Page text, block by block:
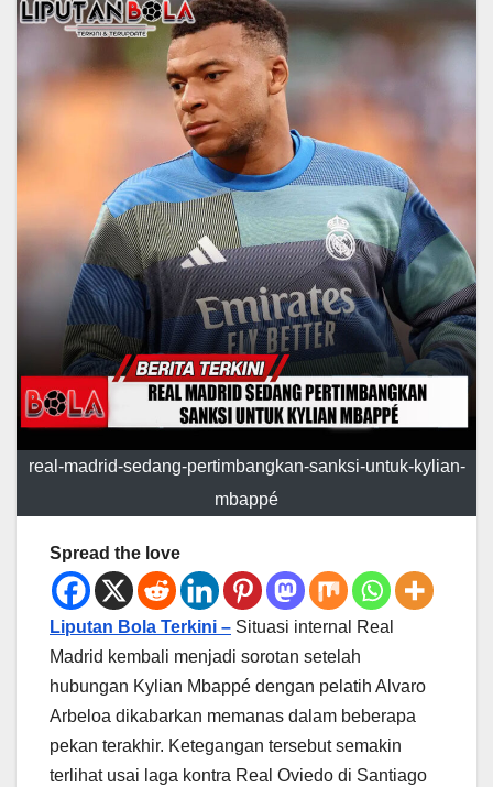
real-madrid-sedang-pertimbangkan-sanksi-untuk-kylian-
mbappé
Spread the love
Liputan Bola Terkini – Situasi internal Real
Madrid kembali menjadi sorotan setelah
hubungan Kylian Mbappé dengan pelatih Alvaro
Arbeloa dikabarkan memanas dalam beberapa
pekan terakhir. Ketegangan tersebut semakin
terlihat usai laga kontra Real Oviedo di Santiago